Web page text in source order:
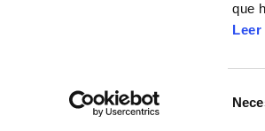
que
POLÍTICA DE
HUELGA GENERAL